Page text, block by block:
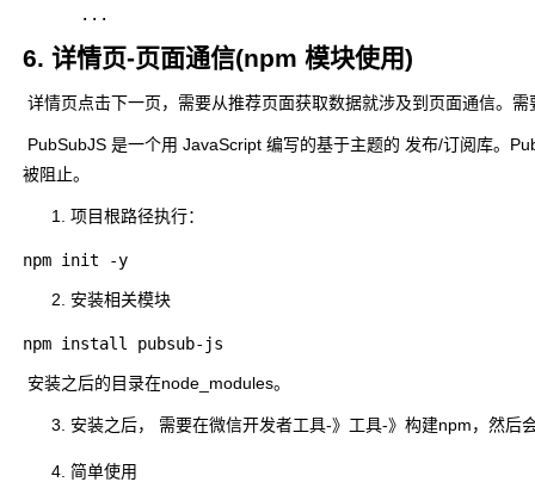
6. 详情页-页面通信(npm 模块使用)
详情页点击下一页，需要从推荐页面获取数据就涉及到页面通信。
PubSubJS 是一个用 JavaScript 编写的基于主题的 发布/订阅库。
被阻止。
项目根路径执行：
安装相关模块
​ 安装之后的目录在node_modules。
安装之后， 需要在微信开发者工具-》工具-》构建npm，然后
简单使用